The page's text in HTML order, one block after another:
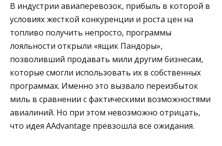
В индустрии авиаперевозок, прибыль в которой в
условиях жесткой конкуренции и роста цен на
топливо получить непросто, программы
лояльности открыли «ящик Пандоры»,
позволивший продавать мили другим бизнесам,
которые смогли использовать их в собственных
программах. Именно это вызвало переизбыток
миль в сравнении с фактическими возможностями
авиалиний. Но при этом невозможно отрицать,
что идея AAdvantage превзошла все ожидания.